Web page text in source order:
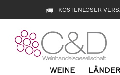
KOSTENLOSER
WEINE